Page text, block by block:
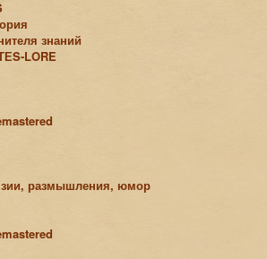
знаний
LORE
размышления, юмор